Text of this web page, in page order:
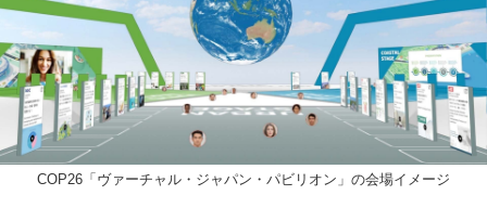
COP26「ヴァーチャル・ジャパン・パビリオン」の会場イメージ